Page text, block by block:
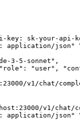
key: sk-your-api-
application/json"
3-5-sonnet",
"user",
v1/chat/
v1/chat/
application/json"